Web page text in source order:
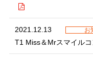
2021.12.13 お
T1 Miss＆Mrスマイル